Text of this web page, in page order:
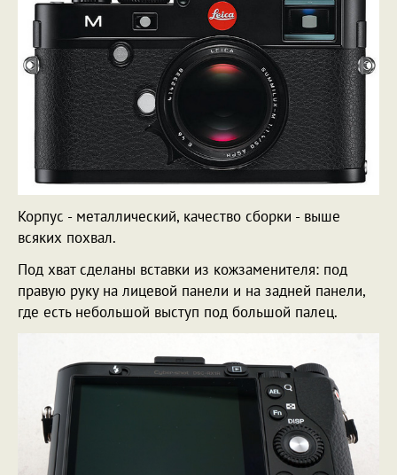
Корпус - металлический, качество сборки - выше
всяких похвал.
Под хват сделаны вставки из кожзаменителя: под
правую руку на лицевой панели и на задней панели,
где есть небольшой выступ под большой палец.